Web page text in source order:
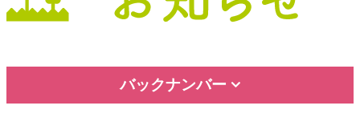
バックナンバー